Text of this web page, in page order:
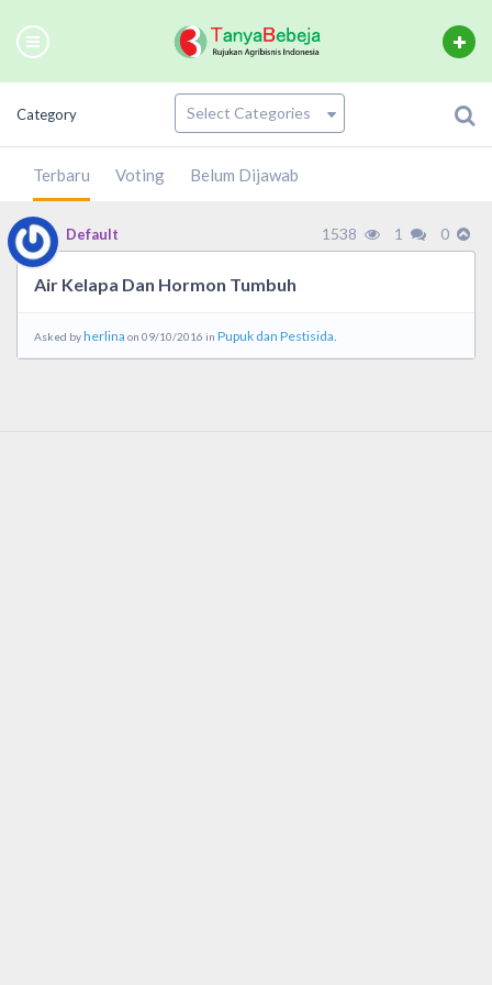
Category
Terbaru Voting Belum Dijawab
Default 1538 1 0
Air Kelapa Dan Hormon Tumbuh
Asked byherlina on 09/10/2016 in Pupuk dan Pestisida.